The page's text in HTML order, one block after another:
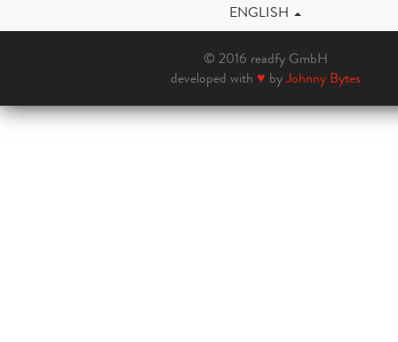
ENGLISH
© 2016 readfy GmbH
developed with ♥ byJohnny Bytes